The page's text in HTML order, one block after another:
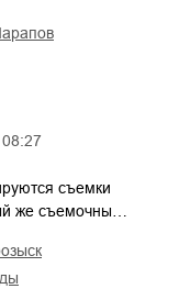
съемки
же съемочны…